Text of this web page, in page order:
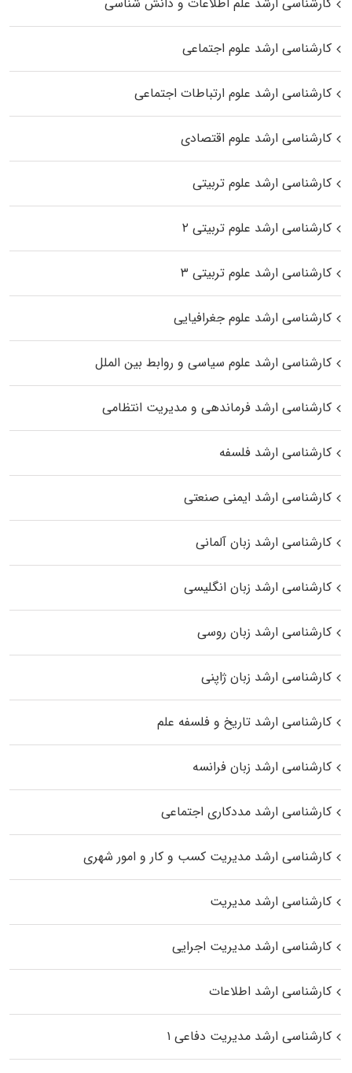
کارشناسی ارشد علوم اجتماعی
کارشناسی ارشد علوم ارتباطات اجتماعی
کارشناسی ارشد علوم اقتصادی
کارشناسی ارشد علوم تربیتی
کارشناسی ارشد علوم تربیتی ۲
کارشناسی ارشد علوم تربیتی ۳
کارشناسی ارشد علوم جغرافیایی
کارشناسی ارشد علوم سیاسی و روابط بین الملل
کارشناسی ارشد فرماندهی و مدیریت انتظامی
کارشناسی ارشد فلسفه
کارشناسی ارشد ایمنی صنعتی
کارشناسی ارشد زبان آلمانی
کارشناسی ارشد زبان انگلیسی
کارشناسی ارشد زبان روسی
کارشناسی ارشد زبان ژاپنی
کارشناسی ارشد تاریخ و فلسفه علم
کارشناسی ارشد زبان فرانسه
کارشناسی ارشد مددکاری اجتماعی
کارشناسی ارشد مدیریت کسب و کار و امور شهری
کارشناسی ارشد مدیریت
کارشناسی ارشد مدیریت اجرایی
کارشناسی ارشد اطلاعات
کارشناسی ارشد مدیریت دفاعی ۱